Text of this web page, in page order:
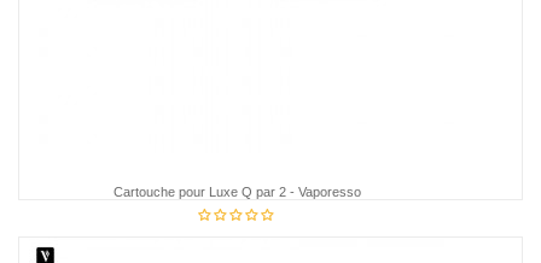
Cartouche pour Luxe Q par 2 - Vaporesso